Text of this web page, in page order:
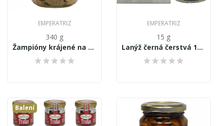
EMPERATRIZ
340 g
Žampióny krájené na plátky „nízkokalorické” 340g
EMPERATRIZ
15 g
Lanýž černá čerstvá 15g
Balení